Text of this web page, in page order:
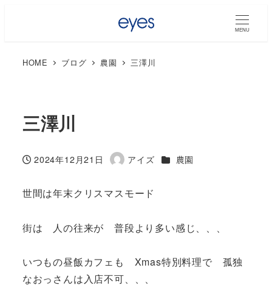
MENU
HOME ブログ 農園 三澤川
三澤川
投稿日
2024年12月21日
著
アイズ カテゴリー
農園
世間は年末クリスマスモード
街は 人の往来が 普段より多い感じ、、、
いつもの昼飯カフェも Xmas特別料理で 孤独
なおっさんは入店不可、、、